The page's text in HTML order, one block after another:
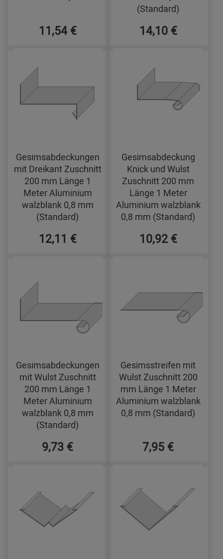
11,54 €
(Standard)
14,10 €
Gesimsabdeckungen
mit Dreikant Zuschnitt
200 mm Länge 1
Meter Aluminium
walzblank 0,8 mm
(Standard)
12,11 €
Gesimsabdeckung
Knick und Wulst
Zuschnitt 200 mm
Länge 1 Meter
Aluminium walzblank
0,8 mm (Standard)
10,92 €
Gesimsabdeckungen
mit Wulst Zuschnitt
200 mm Länge 1
Meter Aluminium
walzblank 0,8 mm
(Standard)
9,73 €
Gesimsstreifen mit
Wulst Zuschnitt 200
mm Länge 1 Meter
Aluminium walzblank
0,8 mm (Standard)
7,95 €